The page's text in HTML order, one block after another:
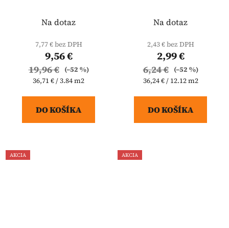
Na dotaz
7,77 € bez DPH
9,56 €
19,96 €
(–52 %)
Jednotková
36,71 € / 3.84 m2
DO KOŠÍKA
Na dotaz
2,43 € bez DPH
2,99 €
6,24 €
(–52 %)
Jednotková
36,24 € / 12.12 m2
DO KOŠÍKA
AKCIA AKCIA